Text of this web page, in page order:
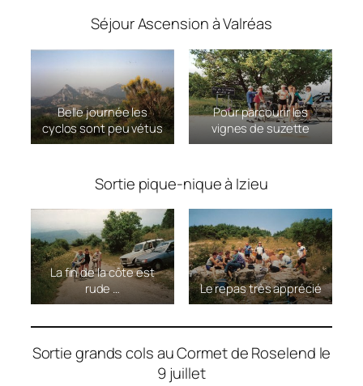
Séjour Ascension à Valréas
Belle journée les
cyclos sont peu vétus
Pour parcourir les
vignes de suzette
Sortie pique-nique à Izieu
La fin de la côte est
rude …
Le repas très apprécié
Sortie grands cols au Cormet de Roselend le
9 juillet